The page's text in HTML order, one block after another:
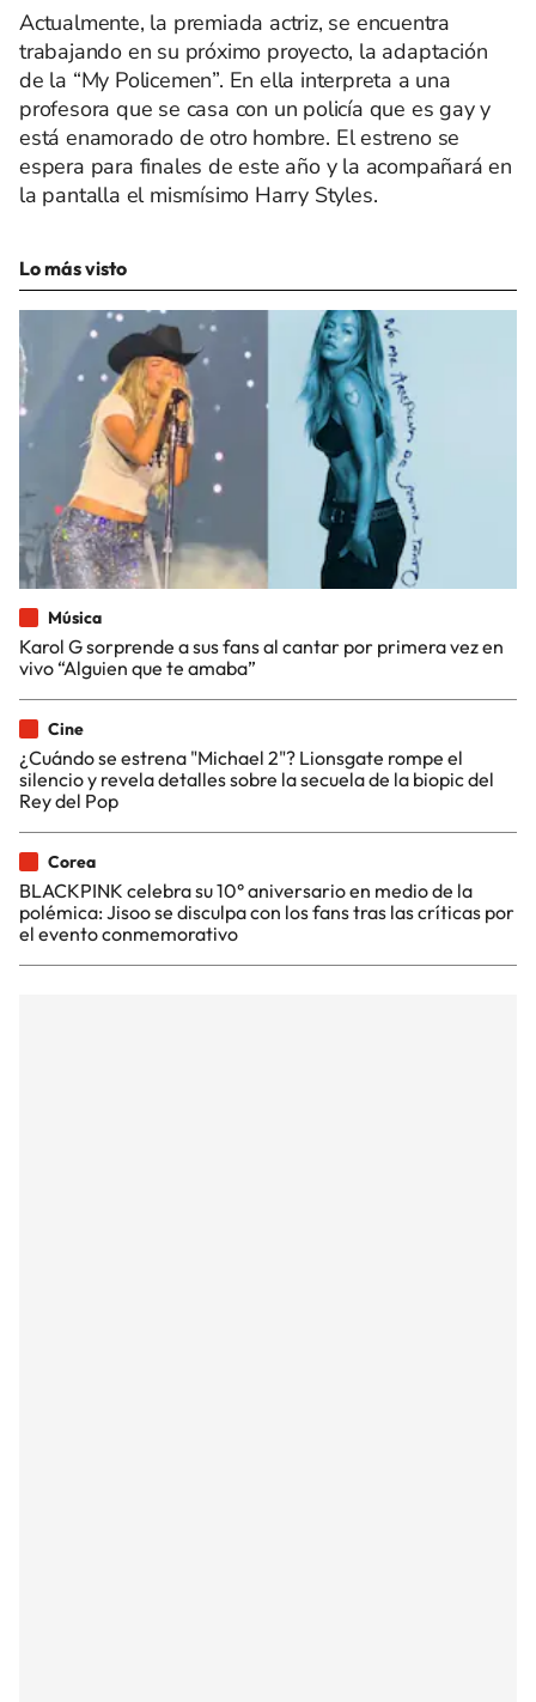
Actualmente, la premiada actriz, se encuentra
trabajando en su próximo proyecto, la adaptación
de la “My Policemen”. En ella interpreta a una
profesora que se casa con un policía que es gay y
está enamorado de otro hombre. El estreno se
espera para finales de este año y la acompañará en
la pantalla el mismísimo Harry Styles.
Lo más visto
Música
Karol G sorprende a sus fans al cantar por primera vez en
vivo “Alguien que te amaba”
Cine
¿Cuándo se estrena "Michael 2"? Lionsgate rompe el
silencio y revela detalles sobre la secuela de la biopic del
Rey del Pop
Corea
BLACKPINK celebra su 10° aniversario en medio de la
polémica: Jisoo se disculpa con los fans tras las críticas por
el evento conmemorativo